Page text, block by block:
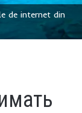
de internet din